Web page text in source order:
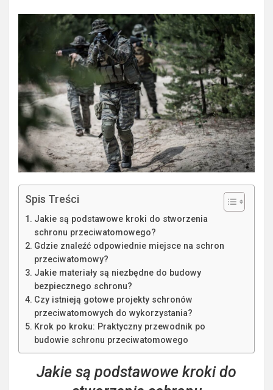
Spis Treści
Jakie są podstawowe kroki do stworzenia
schronu przeciwatomowego?
Gdzie znaleźć odpowiednie miejsce na schron
przeciwatomowy?
Jakie materiały są niezbędne do budowy
bezpiecznego schronu?
Czy istnieją gotowe projekty schronów
przeciwatomowych do wykorzystania?
Krok po kroku: Praktyczny przewodnik po
budowie schronu przeciwatomowego
Jakie są podstawowe kroki do